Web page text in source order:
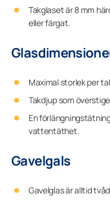
Takglaset är8 mm
eller färgat.
Maximal storlek per
Takdjup som
En
vattentäthet.
Gavelgals
Gavelglas är alltid